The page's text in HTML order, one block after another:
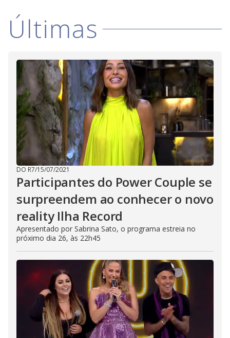
Últimas
DO R7/15/07/2021
Participantes do Power Couple se
surpreendem ao conhecer o novo
reality Ilha Record
Apresentado por Sabrina Sato, o programa estreia no
próximo dia 26, às 22h45